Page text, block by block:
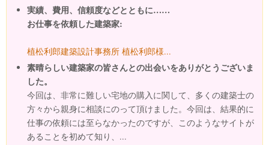
実績、費用、信頼度などとともに……
お仕事を依頼した建築家:
植松利郎建築設計事務所 植松利郎様...
素晴らしい建築家の皆さんとの出会いをありがとうございま
した。
今回は、非常に難しい宅地の購入に関して、多くの建築士の
方々から親身に相談にのって頂けました。今回は、結果的に
仕事の依頼には至らなかったのですが、このようなサイトが
あることを初めて知り、...